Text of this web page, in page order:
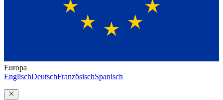
Europa
EnglischDeutschFranzösischSpanisch